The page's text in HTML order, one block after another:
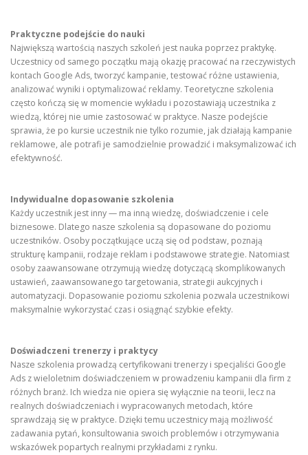
Praktyczne podejście do nauki
Największą wartością naszych szkoleń jest nauka poprzez praktykę.
Uczestnicy od samego początku mają okazję pracować na rzeczywistych
kontach Google Ads, tworzyć kampanie, testować różne ustawienia,
analizować wyniki i optymalizować reklamy. Teoretyczne szkolenia
często kończą się w momencie wykładu i pozostawiają uczestnika z
wiedzą, której nie umie zastosować w praktyce. Nasze podejście
sprawia, że po kursie uczestnik nie tylko rozumie, jak działają kampanie
reklamowe, ale potrafi je samodzielnie prowadzić i maksymalizować ich
efektywność.
Indywidualne dopasowanie szkolenia
Każdy uczestnik jest inny — ma inną wiedzę, doświadczenie i cele
biznesowe. Dlatego nasze szkolenia są dopasowane do poziomu
uczestników. Osoby początkujące uczą się od podstaw, poznają
strukturę kampanii, rodzaje reklam i podstawowe strategie. Natomiast
osoby zaawansowane otrzymują wiedzę dotyczącą skomplikowanych
ustawień, zaawansowanego targetowania, strategii aukcyjnych i
automatyzacji. Dopasowanie poziomu szkolenia pozwala uczestnikowi
maksymalnie wykorzystać czas i osiągnąć szybkie efekty.
Doświadczeni trenerzy i praktycy
Nasze szkolenia prowadzą certyfikowani trenerzy i specjaliści Google
Ads z wieloletnim doświadczeniem w prowadzeniu kampanii dla firm z
różnych branż. Ich wiedza nie opiera się wyłącznie na teorii, lecz na
realnych doświadczeniach i wypracowanych metodach, które
sprawdzają się w praktyce. Dzięki temu uczestnicy mają możliwość
zadawania pytań, konsultowania swoich problemów i otrzymywania
wskazówek popartych realnymi przykładami z rynku.